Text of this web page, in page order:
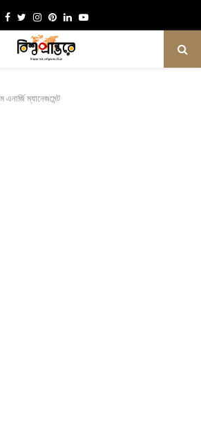
Facebook
TwitterInstagram
Pinterest
LinkedinYoutube
এনার্জি ম্যানেজমেন্ট